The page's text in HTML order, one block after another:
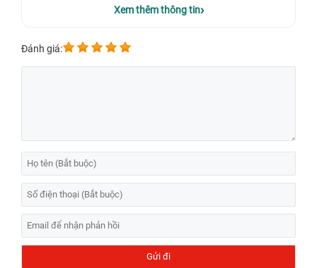
Xem thêm thông tin
Đánh giá: